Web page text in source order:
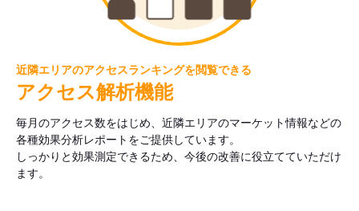
近隣エリアのアクセスランキングを閲覧できる
アクセス解析機能
毎月のアクセス数をはじめ、近隣エリアのマーケット情報などの
各種効果分析レポートをご提供しています。
しっかりと効果測定できるため、今後の改善に役立てていただけ
ます。